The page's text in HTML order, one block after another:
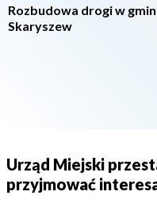
Rozbudowa drogi w
Skaryszew
Urząd Miejski
przyjmować